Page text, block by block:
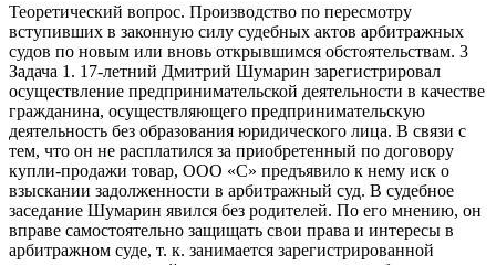
Теоретический вопрос. Производство по пересмотру
вступивших в законную силу судебных актов арбитражных
судов по новым или вновь открывшимся обстоятельствам. 3
Задача 1. 17-летний Дмитрий Шумарин зарегистрировал
осуществление предпринимательской деятельности в качестве
гражданина, осуществляющего предпринимательскую
деятельность без образования юридического лица. В связи с
тем, что он не расплатился за приобретенный по договору
купли-продажи товар, ООО «С» предъявило к нему иск о
взыскании задолженности в арбитражный суд. В судебное
заседание Шумарин явился без родителей. По его мнению, он
вправе самостоятельно защищать свои права и интересы в
арбитражном суде, т. к. занимается зарегистрированной